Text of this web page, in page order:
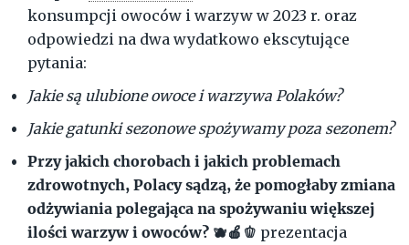
konsumpcji owoców i warzyw w 2023 r. oraz
odpowiedzi na dwa wydatkowo ekscytujące
pytania:
Jakie są ulubione owoce i warzywa Polaków?
Jakie gatunki sezonowe spożywamy poza sezonem?
Przy jakich chorobach i jakich problemach
zdrowotnych, Polacy sądzą, że pomogłaby zmiana
odżywiania polegająca na spożywaniu większej
ilości warzyw i owoców? 🫐🍎🫑 prezentacja